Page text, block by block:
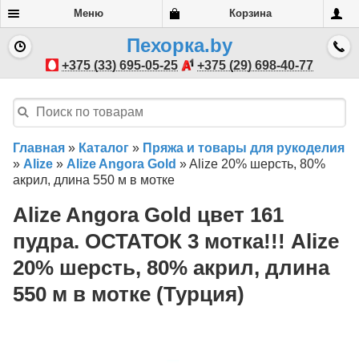
Меню Корзина
Пехорка.by
+375 (33) 695-05-25 +375 (29) 698-40-77
Главная » Каталог » Пряжа и товары для рукоделия
» Alize » Alize Angora Gold »Alize 20% шерсть, 80%
акрил, длина 550 м в мотке
Alize Angora Gold цвет 161
пудра. ОСТАТОК 3 мотка!!! Alize
20% шерсть, 80% акрил, длина
550 м в мотке (Турция)